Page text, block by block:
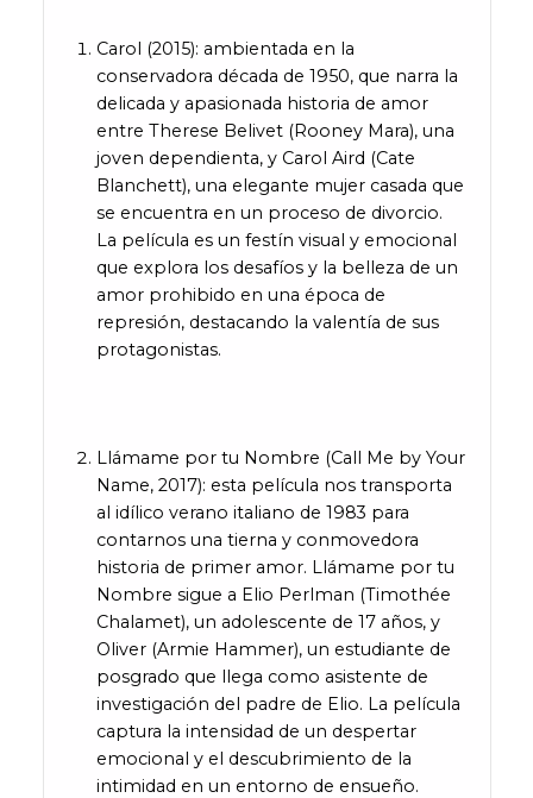
Carol (2015): ambientada en la
conservadora década de 1950, que narra la
delicada y apasionada historia de amor
entre Therese Belivet (Rooney Mara), una
joven dependienta, y Carol Aird (Cate
Blanchett), una elegante mujer casada que
se encuentra en un proceso de divorcio.
La película es un festín visual y emocional
que explora los desafíos y la belleza de un
amor prohibido en una época de
represión, destacando la valentía de sus
protagonistas.
Llámame por tu Nombre (Call Me by Your
Name, 2017): esta película nos transporta
al idílico verano italiano de 1983 para
contarnos una tierna y conmovedora
historia de primer amor. Llámame por tu
Nombre sigue a Elio Perlman (Timothée
Chalamet), un adolescente de 17 años, y
Oliver (Armie Hammer), un estudiante de
posgrado que llega como asistente de
investigación del padre de Elio. La película
captura la intensidad de un despertar
emocional y el descubrimiento de la
intimidad en un entorno de ensueño.